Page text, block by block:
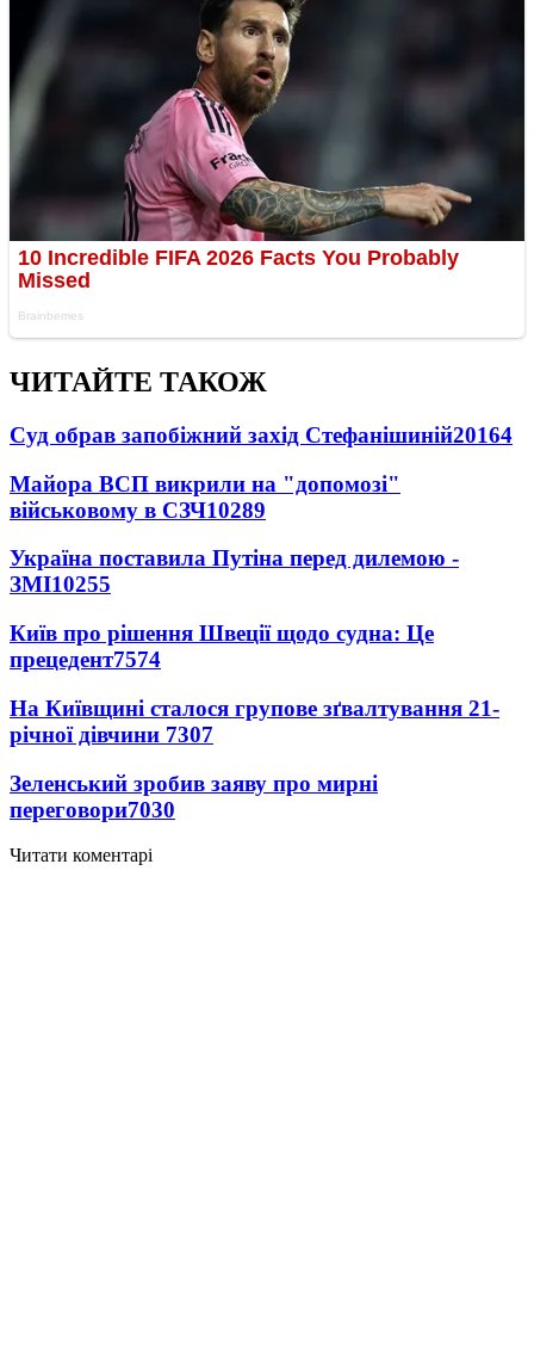
ЧИТАЙТЕ ТАКОЖ
Суд обрав запобіжний захід Стефанішиній20164
Майора ВСП викрили на "допомозі"
військовому в СЗЧ10289
Україна поставила Путіна перед дилемою -
ЗМІ10255
Київ про рішення Швеції щодо судна: Це
прецедент7574
На Київщині сталося групове зґвалтування 21-
річної дівчини 7307
Зеленський зробив заяву про мирні
переговори7030
Читати коментарі